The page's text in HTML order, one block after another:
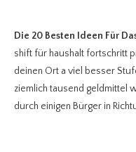
Die 20 Besten Ideen Für
shift für haushalt fortschritt
deinen Ort a viel besser
ziemlich tausend geldmittel
durch einigen Bürger in